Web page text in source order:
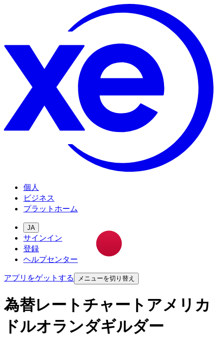
個人
ビジネス
プラットホーム
JA
サインイン
登録
ヘルプセンター
アプリをゲットする
メニューを切り替え
為替レートチャートアメリカ
ドルオランダギルダー